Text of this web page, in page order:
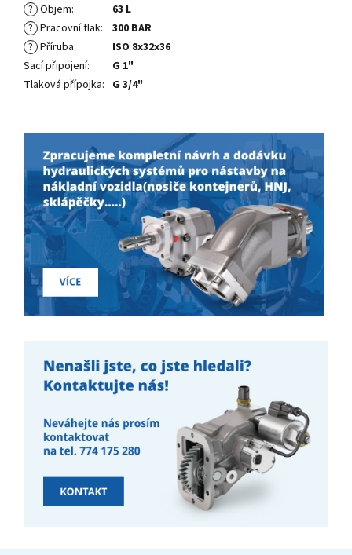
? Objem:
63 L
? Pracovní tlak:
300 BAR
? Příruba:
ISO 8x32x36
Sací připojení:
G 1"
Tlaková přípojka: G 3/4"